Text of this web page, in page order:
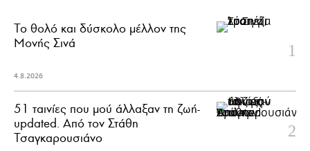
Το θολό και δύσκολο μέλλον της
Μονής Σινά
4.8.2026
51 ταινίες που μού άλλαξαν τη ζωή-
updated. Aπό τον Στάθη
Τσαγκαρουσιάνο